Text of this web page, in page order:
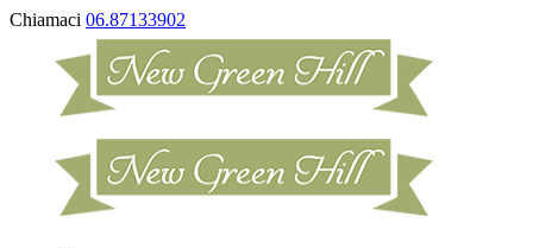
Chiamaci 06.87133902